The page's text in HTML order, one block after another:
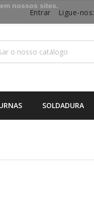
Entrar Ligue-nos:
SOLDADURA
nossos sites.